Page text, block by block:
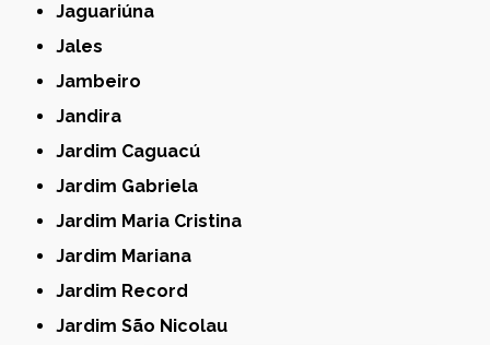
Jaguariúna
Jales
Jambeiro
Jandira
Jardim Caguacú
Jardim Gabriela
Jardim Maria Cristina
Jardim Mariana
Jardim Record
Jardim São Nicolau